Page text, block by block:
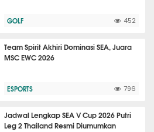
GOLF 452
Team Spirit Akhiri Dominasi SEA, Juara
MSC EWC 2026
ESPORTS 796
Jadwal Lengkap SEA V Cup 2026 Putri
Leg 2 Thailand Resmi Diumumkan